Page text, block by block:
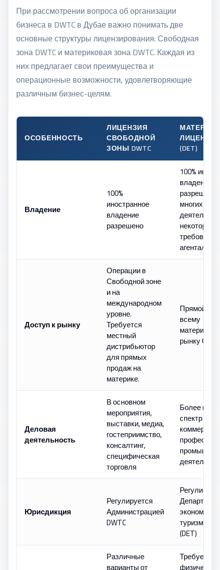
При рассмотрении вопроса об организации
бизнеса в DWTC в Дубае важно понимать две
основные структуры лицензирования: Свободная
зона DWTC и материковая зона DWTC. Каждая из
них предлагает свои преимущества и
операционные возможности, удовлетворяющие
различным бизнес-целям.
ОСОБЕННОСТЬ
ЛИЦЕНЗИЯ
СВОБОДНОЙ
ЗОНЫ DWTC
ЛИЦЕНЗИЯ
(DET)
Владение
100%
иностранное
владение
разрешено
100%
владение
разрешено
многих
некоторые
требовать
агента/
Доступ к рынку
Операции в
Свободной зоне
и на
международном
уровне.
Требуется
местный
дистрибьютор
для прямых
продаж на
материке.
Прямой
всему
рынку ОАЭ
Деловая
деятельность
В основном
мероприятия,
выставки, медиа,
гостеприимство,
консалтинг,
специфическая
торговля
Более
спектр
Юрисдикция
Регулируется
Администрацией
DWTC
экономики и
туризма
(DET)
Различные Требуется